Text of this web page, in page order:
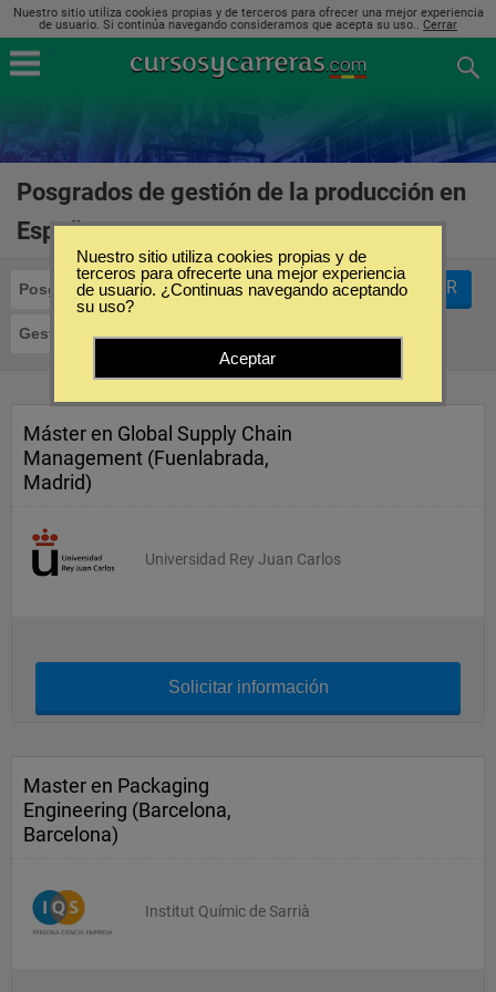
Nuestro sitio utiliza cookies propias y de terceros para ofrecer una mejor experiencia
de usuario. Si continúa navegando consideramos que acepta su uso.. Cerrar
Posgrados de gestión de la producción en
España
Posgrados
Gestión de la Producción
FILTRAR
Máster en Global Supply Chain
Management (Fuenlabrada,
Madrid)
Universidad Rey Juan Carlos
Solicitar información
Master en Packaging
Engineering (Barcelona,
Barcelona)
Institut Químic de Sarrià
Nuestro sitio utiliza cookies propias y de
terceros para ofrecerte una mejor experiencia
de usuario. ¿Continuas navegando aceptando
su uso?
Aceptar